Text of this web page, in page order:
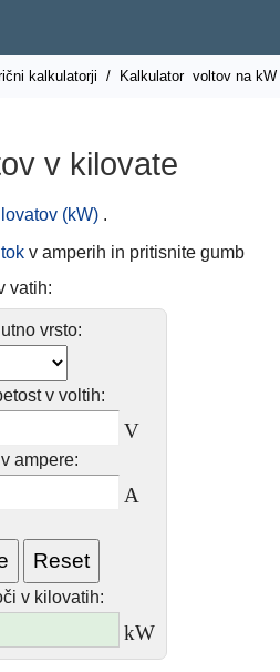
kalkulatorji / Kalkulator voltov na kW
v kilovate
(kW) .
tok v amperih in pritisnite gumb
vatih:
vrsto:
v voltih:
V
ampere:
A
v kilovatih:
kW